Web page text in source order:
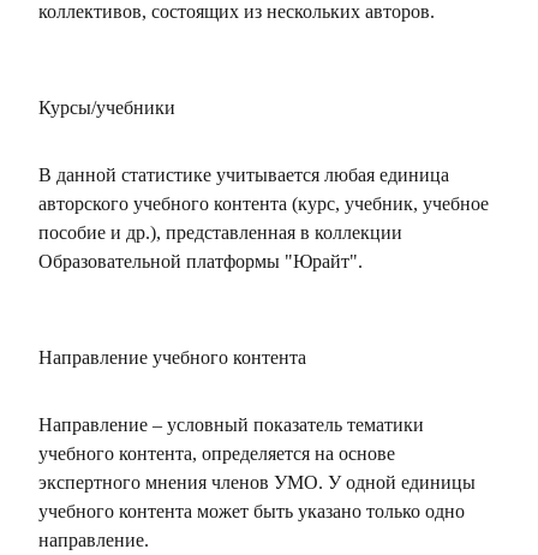
коллективов, состоящих из нескольких авторов.
Курсы/учебники
В данной статистике учитывается любая единица
авторского учебного контента (курс, учебник, учебное
пособие и др.), представленная в коллекции
Образовательной платформы "Юрайт".
Направление учебного контента
Направление – условный показатель тематики
учебного контента, определяется на основе
экспертного мнения членов УМО. У одной единицы
учебного контента может быть указано только одно
направление.